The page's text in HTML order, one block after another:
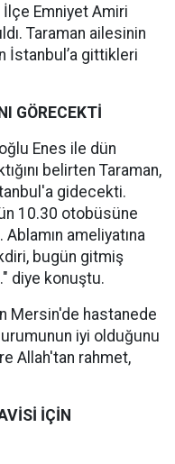
İlçe Emniyet Amiri
Taraman ailesinin
İstanbul’a gittikleri
GÖRECEKTİ
Enes ile dün
belirten Taraman,
gidecekti.
10.30 otobüsüne
ameliyatına
bugün gitmiş
diye konuştu.
Mersin'de hastanede
iyi olduğunu
Allah'tan rahmet,
İÇİN